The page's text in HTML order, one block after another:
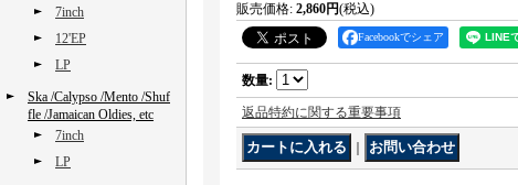
7inch
12'EP
LP
Ska /Calypso /Mento /Shuf
fle /Jamaican Oldies, etc
7inch
LP
販売価格: 2,860円(税込)
Facebookでシェア
数量:
返品特約に関する重要事項